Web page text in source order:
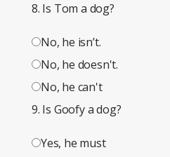
8. Is Tom a dog?
No, he isn’t.
No, he doesn't.
No, he can't
9. Is Goofy a dog?
Yes, he must